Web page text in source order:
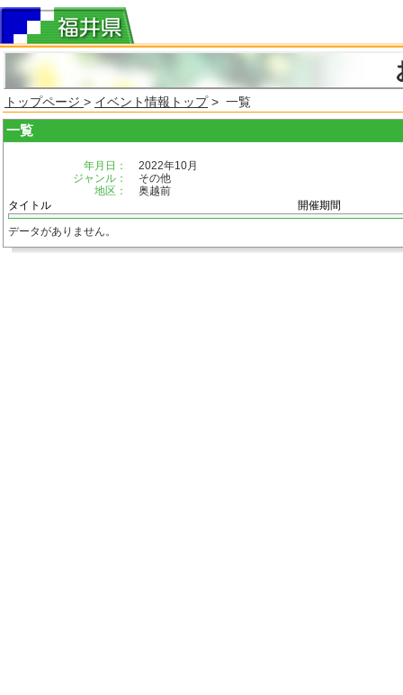
トップページ > イベント情報トップ> 一覧
一覧
年月日：
2022年10月
ジャンル：
その他
地区：
奥越前
タイトル
開催期間
データがありません。